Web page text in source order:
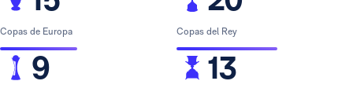
Copas de Europa
9
Copas del Rey
13